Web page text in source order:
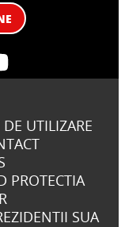
UTILIZARE
PROTECTIA
SUA